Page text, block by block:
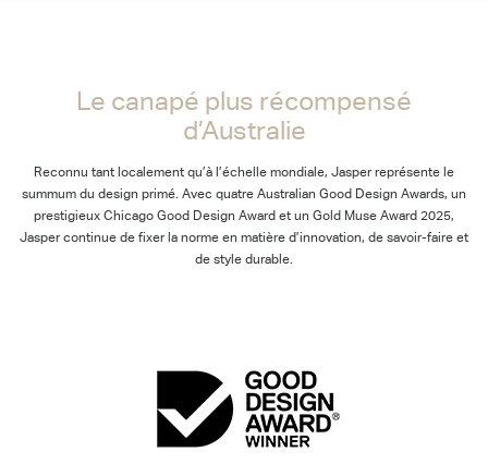
Le canapé plus récompensé
d’Australie
Reconnu tant localement qu’à l’échelle mondiale, Jasper représente le
summum du design primé. Avec quatre Australian Good Design Awards, un
prestigieux Chicago Good Design Award et un Gold Muse Award 2025,
Jasper continue de fixer la norme en matière d’innovation, de savoir-faire et
de style durable.